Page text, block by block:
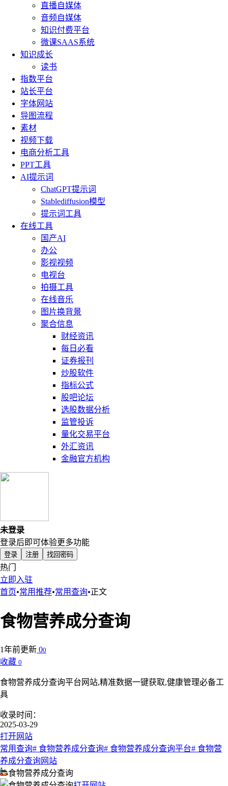
直播自媒体
音频自媒体
知识付费平台
微课SAAS系统
知识成长
读书
指数平台
站长平台
字体网站
导图流程
素材
视频下载
电商分析工具
PPT工具
AI提示词
ChatGPT提示词
Stablediffusion模型
提示词工具
在线工具
国产AI
办公
影视视频
电视台
拍摄工具
在线音乐
图片换背景
聚合信息
财经资讯
每日必看
证券报刊
炒股软件
指标公式
股吧论坛
选股数据分析
监管投诉
量化交易平台
外汇资讯
金融官方机构
未登录
登录后即可体验更多功能
登录 注册 找回密码
热门
立即入驻
首页•常用推荐•常用查询•正文
食物营养成分查询
1年前更新 00
收藏 0
食物营养成分查询平台网站,精准数据一键获取,健康管理必备工
具
收录时间：
2025-03-29
打开网站
常用查询# 食物营养成分查询# 食物营养成分查询平台# 食物营
养成分查询网站
食物营养成分查询